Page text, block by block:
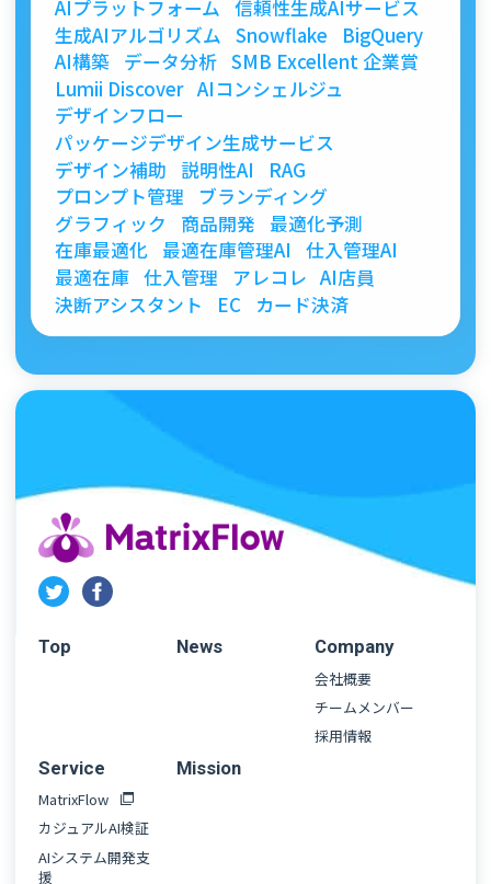
AIプラットフォーム 信頼性生成AIサービス
生成AIアルゴリズム Snowflake
BigQuery
AI構築
データ分析 SMB Excellent 企業賞
Lumii Discover AIコンシェルジュ
デザインフロー
パッケージデザイン生成サービス
デザイン補助 説明性AI
RAG
プロンプト管理
ブランディング
グラフィック
商品開発
最適化予測
在庫最適化 最適在庫管理AI
仕入管理AI
最適在庫 仕入管理 アレコレ AI店員
決断アシスタント
EC カード決済
Top News
Company
会社概要
チームメンバー
採用情報
Service
MatrixFlow
カジュアルAI検証
AIシステム開発支
援
Mission